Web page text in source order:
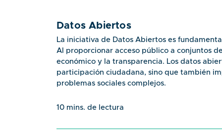
Iniciativas:
Desarrollo del catalago único de trámites
Programas de capacitación en TIC para
Inversión en tecnologías seguras y
Lectura Recomendada: "La Era del
transformando el sector público.
Datos Abiertos
La iniciativa de Datos Abiertos es
Al proporcionar acceso público a conjuntos
económico y la transparencia. Los datos
participación ciudadana, sino que también
problemas sociales complejos.
usar, asegurando que sean accesibles para
para identificar y liberar los datos más
beneficie a toda la sociedad guatemalteca.
10 mins. de lectura